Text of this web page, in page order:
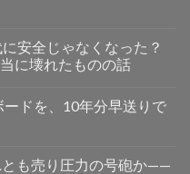
安全じゃなくなった？
に壊れたものの話
ドを、10年分早送りで
も売り圧力の号砲か——